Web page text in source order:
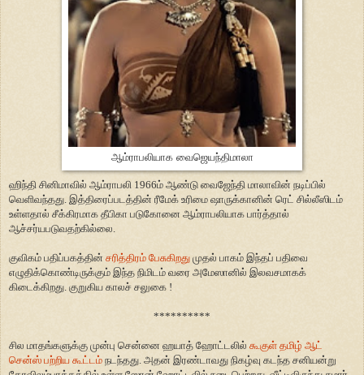
ஆம்ராபலியாக வைஜெயந்திமாலா
ஹிந்தி சினிமாவில் ஆம்ராபலி 1966ம் ஆண்டு வைஜேந்தி மாலாவின் நடிப்பில்
வெளிவந்தது. இத்திரைப்படத்தின் ரீமேக் உரிமை ஷாருக்கானின் ரெட் சில்லீஸிடம்
உள்ளதால் சீக்கிரமாக தீபிகா படுகோனை ஆம்ராபலியாக பார்த்தால்
ஆச்சர்யபடுவதற்கில்லை.
குவிகம் பதிப்பகத்தின் சரித்திரம் பேசுகிறது முதல் பாகம் இந்தப் பதிவை
எழுதிக்கொண்டிருக்கும் இந்த நிமிடம் வரை அமேஸானில் இலவசமாகக்
கிடைக்கிறது. குறுகிய காலச் சலுகை !
**********
சில மாதங்களுக்கு முன்பு சென்னை ஹயாத் ஹோட்டலில் கூகுள் தமிழ் ஆட்
சென்ஸ் பற்றிய கூட்டம் நடந்தது. அதன் இரண்டாவது நிகழ்வு கடந்த சனியன்று